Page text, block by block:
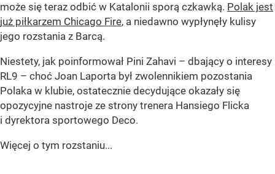
może się teraz odbić w Katalonii sporą czkawką. Polak jest
już piłkarzem Chicago Fire, a niedawno wypłynęły kulisy
jego rozstania z Barcą.
Niestety, jak poinformował Pini Zahavi – dbający o interesy
RL9 – choć Joan Laporta był zwolennikiem pozostania
Polaka w klubie, ostatecznie decydujące okazały się
opozycyjne nastroje ze strony trenera Hansiego Flicka
i dyrektora sportowego Deco.
Więcej o tym rozstaniu...